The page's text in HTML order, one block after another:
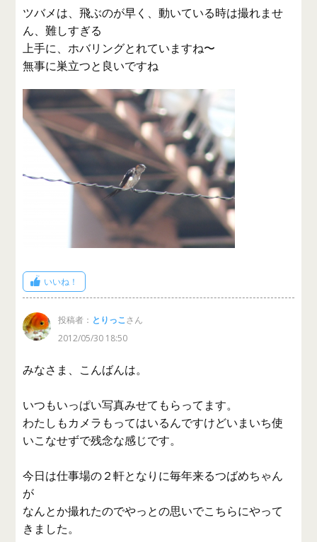
ツバメは、飛ぶのが早く、動いている時は撮れませ
ん、難しすぎる
上手に、ホバリングとれていますね〜
無事に巣立つと良いですね
いいね！
投稿者： とりっこさん
2012/05/30 18:50
みなさま、こんばんは。
いつもいっぱい写真みせてもらってます。
わたしもカメラもってはいるんですけどいまいち使
いこなせずで残念な感じです。
今日は仕事場の２軒となりに毎年来るつばめちゃん
が
なんとか撮れたのでやっとの思いでこちらにやって
きました。